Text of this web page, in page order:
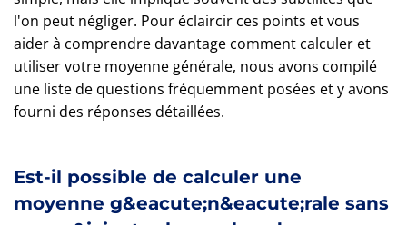
l'on peut négliger. Pour éclaircir ces points et vous
aider à comprendre davantage comment calculer et
utiliser votre moyenne générale, nous avons compilé
une liste de questions fréquemment posées et y avons
fourni des réponses détaillées.
Est-il possible de calculer une
moyenne g&eacute;n&eacute;rale sans